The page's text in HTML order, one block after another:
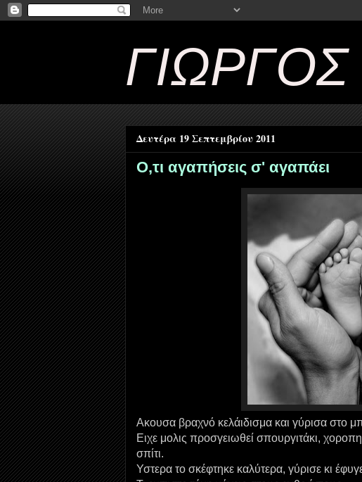
Δευτέρα 19 Σεπτεμβρίου 2011
Ο,τι αγαπήσεις σ' αγαπάει
Ακουσα βραχνό κελάιδισμα και γύρισα στο
Ειχε μολις προσγειωθεί σπουργιτάκι,
σπίτι.
Υστερα το σκέφτηκε καλύτερα, γύρισε κι